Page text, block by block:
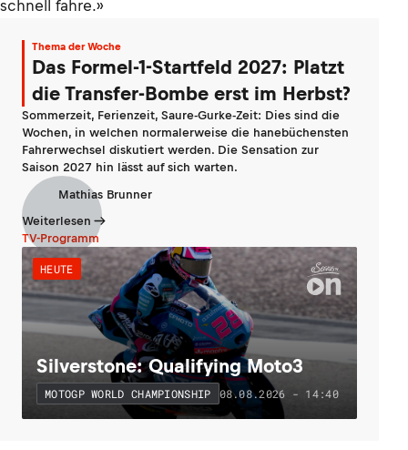
schnell fahre.»
Thema der Woche
Das Formel-1-Startfeld 2027: Platzt
die Transfer-Bombe erst im Herbst?
Sommerzeit, Ferienzeit, Saure-Gurke-Zeit: Dies sind die
Wochen, in welchen normalerweise die hanebüchensten
Fahrerwechsel diskutiert werden. Die Sensation zur
Saison 2027 hin lässt auf sich warten.
Mathias Brunner
Weiterlesen
TV-Programm
HEUTE
Silverstone: Qualifying Moto3
MOTOGP WORLD CHAMPIONSHIP 08.08.2026 - 14:40